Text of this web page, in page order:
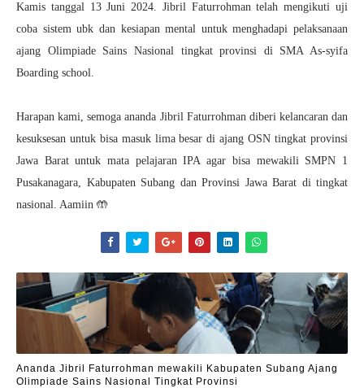
Kamis tanggal 13 Juni 2024. Jibril Faturrohman telah mengikuti uji
coba sistem ubk dan kesiapan mental untuk menghadapi pelaksanaan
ajang Olimpiade Sains Nasional tingkat provinsi di SMA As-syifa
Boarding school.
Harapan kami, semoga ananda Jibril Faturrohman diberi kelancaran dan
kesuksesan untuk bisa masuk lima besar di ajang OSN tingkat provinsi
Jawa Barat untuk mata pelajaran IPA agar bisa mewakili SMPN 1
Pusakanagara, Kabupaten Subang dan Provinsi Jawa Barat di tingkat
nasional. Aamiin 🤲
Ananda Jibril Faturrohman mewakili Kabupaten Subang Ajang
Olimpiade Sains Nasional Tingkat Provinsi